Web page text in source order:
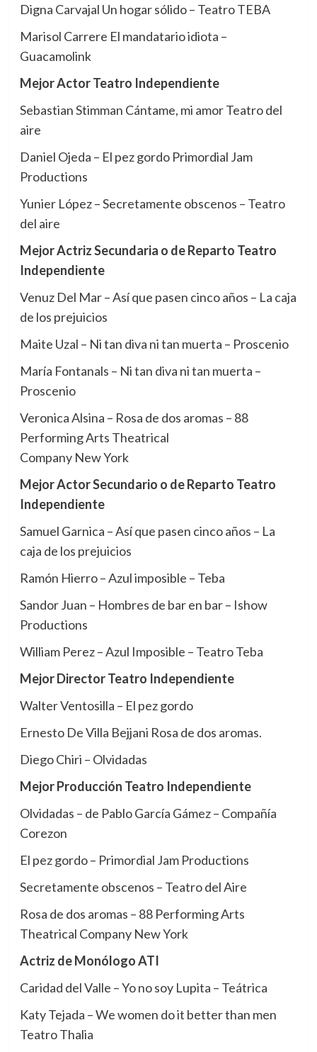
Digna Carvajal Un hogar sólido – Teatro TEBA
Marisol Carrere El mandatario idiota –
Guacamolink
Mejor Actor Teatro Independiente
Sebastian Stimman Cántame, mi amor Teatro del
aire
Daniel Ojeda – El pez gordo Primordial Jam
Productions
Yunier López – Secretamente obscenos – Teatro
del aire
Mejor Actriz Secundaria o de Reparto Teatro
Independiente
Venuz Del Mar – Así que pasen cinco años – La caja
de los prejuicios
Maite Uzal – Ni tan diva ni tan muerta – Proscenio
María Fontanals – Ni tan diva ni tan muerta –
Proscenio
Veronica Alsina – Rosa de dos aromas – 88
Performing Arts Theatrical
Company New York
Mejor Actor Secundario o de Reparto Teatro
Independiente
Samuel Garnica – Así que pasen cinco años – La
caja de los prejuicios
Ramón Hierro – Azul imposible – Teba
Sandor Juan – Hombres de bar en bar – Ishow
Productions
William Perez – Azul Imposible – Teatro Teba
Mejor Director Teatro Independiente
Walter Ventosilla – El pez gordo
Ernesto De Villa Bejjani Rosa de dos aromas.
Diego Chiri – Olvidadas
Mejor Producción Teatro Independiente
Olvidadas – de Pablo García Gámez – Compañía
Corezon
El pez gordo – Primordial Jam Productions
Secretamente obscenos – Teatro del Aire
Rosa de dos aromas – 88 Performing Arts
Theatrical Company New York
Actriz de Monólogo ATI
Caridad del Valle – Yo no soy Lupita – Teátrica
Katy Tejada – We women do it better than men
Teatro Thalia